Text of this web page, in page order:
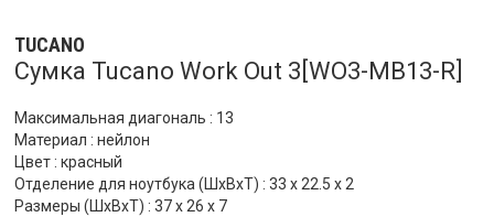
TUCANO
Сумка Tucano Work Out 3[WO3-MB13-R]
Максимальная диагональ : 13
Материал : нейлон
Цвет : красный
Отделение для ноутбука (ШхВхТ) : 33 x 22.5 x 2
Размеры (ШхВхТ) : 37 x 26 x 7